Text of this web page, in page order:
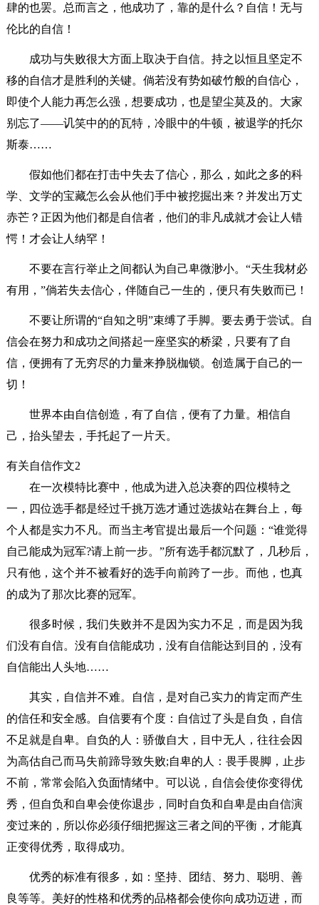
肆的也罢。总而言之，他成功了，靠的是什么？自信！无与
伦比的自信！
成功与失败很大方面上取决于自信。持之以恒且坚定不
移的自信才是胜利的关键。倘若没有势如破竹般的自信心，
即使个人能力再怎么强，想要成功，也是望尘莫及的。大家
别忘了——讥笑中的的瓦特，冷眼中的牛顿，被退学的托尔
斯泰……
假如他们都在打击中失去了信心，那么，如此之多的科
学、文学的宝藏怎么会从他们手中被挖掘出来？并发出万丈
赤芒？正因为他们都是自信者，他们的非凡成就才会让人错
愕！才会让人纳罕！
不要在言行举止之间都认为自己卑微渺小。“天生我材必
有用，”倘若失去信心，伴随自己一生的，便只有失败而已！
不要让所谓的“自知之明”束缚了手脚。要去勇于尝试。自
信会在努力和成功之间搭起一座坚实的桥梁，只要有了自
信，便拥有了无穷尽的力量来挣脱枷锁。创造属于自己的一
切！
世界本由自信创造，有了自信，便有了力量。相信自
己，抬头望去，手托起了一片天。
有关自信作文2
在一次模特比赛中，他成为进入总决赛的四位模特之
一，四位选手都是经过千挑万选才通过选拔站在舞台上，每
个人都是实力不凡。而当主考官提出最后一个问题：“谁觉得
自己能成为冠军?请上前一步。”所有选手都沉默了，几秒后，
只有他，这个并不被看好的选手向前跨了一步。而他，也真
的成为了那次比赛的冠军。
很多时候，我们失败并不是因为实力不足，而是因为我
们没有自信。没有自信能成功，没有自信能达到目的，没有
自信能出人头地……
其实，自信并不难。自信，是对自己实力的肯定而产生
的信任和安全感。自信要有个度：自信过了头是自负，自信
不足就是自卑。自负的人：骄傲自大，目中无人，往往会因
为高估自己而马失前蹄导致失败;自卑的人：畏手畏脚，止步
不前，常常会陷入负面情绪中。可以说，自信会使你变得优
秀，但自负和自卑会使你退步，同时自负和自卑是由自信演
变过来的，所以你必须仔细把握这三者之间的平衡，才能真
正变得优秀，取得成功。
优秀的标准有很多，如：坚持、团结、努力、聪明、善
良等等。美好的性格和优秀的品格都会使你向成功迈进，而